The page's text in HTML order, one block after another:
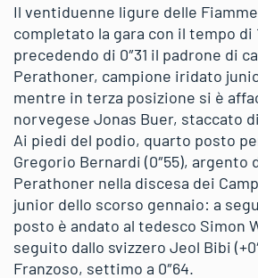
Il ventiduenne ligure delle
completato la gara con il tempo di
precedendo di 0″31 il padrone di
Perathoner, campione iridato
mentre in terza posizione si è
norvegese Jonas Buer, staccato
Ai piedi del podio, quarto posto
Gregorio Bernardi (0″55), argento
Perathoner nella discesa dei
junior dello scorso gennaio: a
posto è andato al tedesco Simon
seguito dallo svizzero Jeol Bibi
Franzoso, settimo a 0″64.